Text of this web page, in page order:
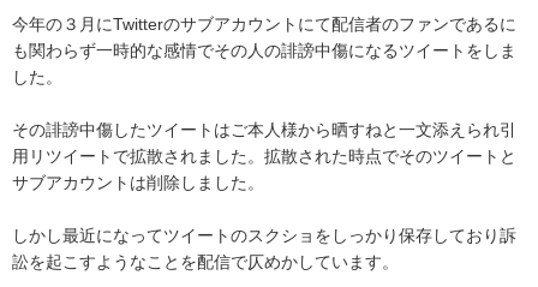
今年の３月にTwitterのサブアカウントにて配信者のファンであるに
も関わらず一時的な感情でその人の誹謗中傷になるツイートをしま
した。
その誹謗中傷したツイートはご本人様から晒すねと一文添えられ引
用リツイートで拡散されました。拡散された時点でそのツイートと
サブアカウントは削除しました。
しかし最近になってツイートのスクショをしっかり保存しており訴
訟を起こすようなことを配信で仄めかしています。